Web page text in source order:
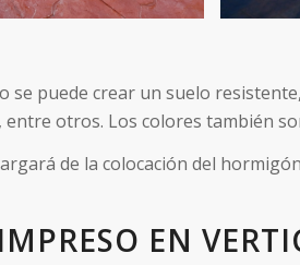
se puede crear un suelo
otros. Los colores también
de la colocación del
EN